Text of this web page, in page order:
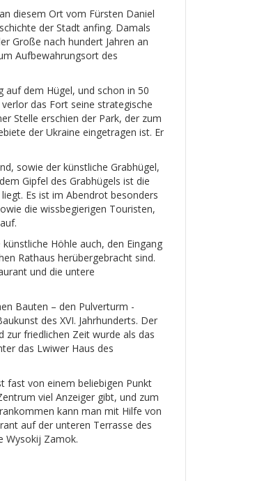
diesem Ort vom Fürsten Daniel
der Stadt anfing. Damals
Große nach hundert Jahren an
Aufbewahrungsort des
auf dem Hügel, und schon in 50
das Fort seine strategische
Stelle erschien der Park, der zum
der Ukraine eingetragen ist. Er
sowie der künstliche Grabhügel,
Gipfel des Grabhügels ist die
Es ist im Abendrot besonders
die wissbegierigen Touristen,
Höhle auch, den Eingang
Rathaus herübergebracht sind.
und die untere
Bauten – den Pulverturm -
des XVI. Jahrhunderts. Der
zur friedlichen Zeit wurde als das
das Lwiwer Haus des
fast von einem beliebigen Punkt
viel Anzeiger gibt, und zum
kann man mit Hilfe von
auf der unteren Terrasse des
Wysokij Zamok.